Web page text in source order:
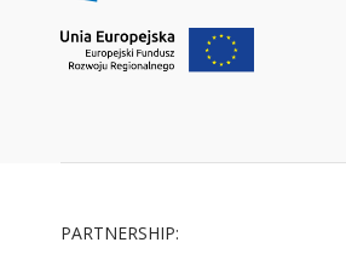
PARTNERSHIP: